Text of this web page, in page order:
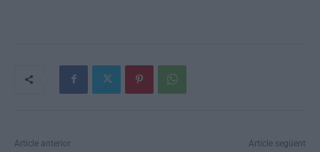
Article anterior Article següent